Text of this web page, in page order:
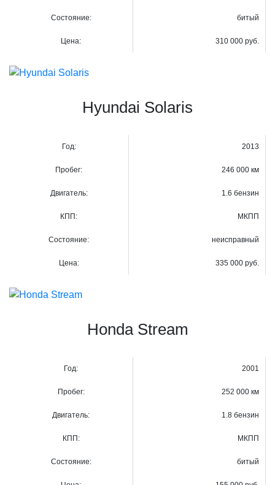
Состояние: битый
Цена: 310 000 руб.
Hyundai Solaris
Год: 2013
Пробег: 246 000 км
Двигатель: 1.6 бензин
КПП: МКПП
Состояние: неисправный
Цена: 335 000 руб.
Honda Stream
Год: 2001
Пробег: 252 000 км
Двигатель: 1.8 бензин
КПП: МКПП
Состояние: битый